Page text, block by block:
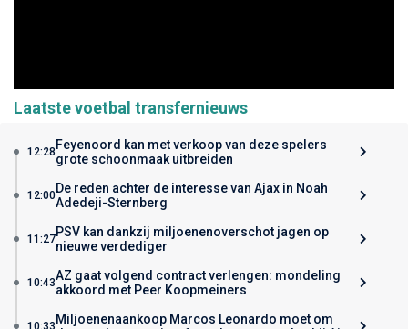
Laatste voetbal transfernieuws
12:28 Feyenoord kan met verkoop van deze spelers
grote schoonmaak uitbreiden
12:00De reden achter de interesse van Ajax in Noah
Adedeji-Sternberg
11:27PSV kan dankzij miljoenenoverschot jagen op
nieuwe verdediger
10:43AZ gaat volgend contract verlengen: mondeling
akkoord met Peer Koopmeiners
10:33 Miljoenenaankoop Marcos Leonardo moet om